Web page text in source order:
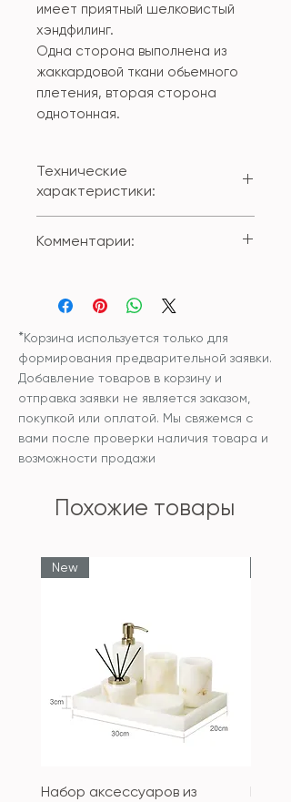
имеет приятный шелковистый
хэндфилинг.
Одна сторона выполнена из
жаккардовой ткани обьемного
плетения, вторая сторона
однотонная.
Технические
характеристики:
Размер: 30*50см
Комментарии:
с внутренней подушкой или без
внутренней подушки.
*Корзина используется только для
формирования предварительной заявки.
Добавление товаров в корзину и
отправка заявки не является заказом,
покупкой или оплатой. Мы свяжемся с
вами после проверки наличия товара и
возможности продажи
Похожие товары
New
Набор аксессуаров из